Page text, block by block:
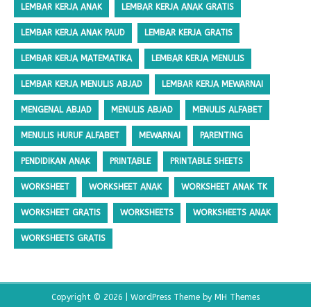
LEMBAR KERJA ANAK LEMBAR KERJA ANAK GRATIS
LEMBAR KERJA ANAK PAUD LEMBAR KERJA GRATIS
LEMBAR KERJA MATEMATIKA LEMBAR KERJA MENULIS
LEMBAR KERJA MENULIS ABJAD LEMBAR KERJA MEWARNAI
MENGENAL ABJAD MENULIS ABJAD MENULIS ALFABET
MENULIS HURUF ALFABET MEWARNAI PARENTING
PENDIDIKAN ANAK PRINTABLE PRINTABLE SHEETS
WORKSHEET WORKSHEET ANAK WORKSHEET ANAK TK
WORKSHEET GRATIS WORKSHEETS WORKSHEETS ANAK
WORKSHEETS GRATIS
Copyright © 2026 | WordPress Theme by MH Themes